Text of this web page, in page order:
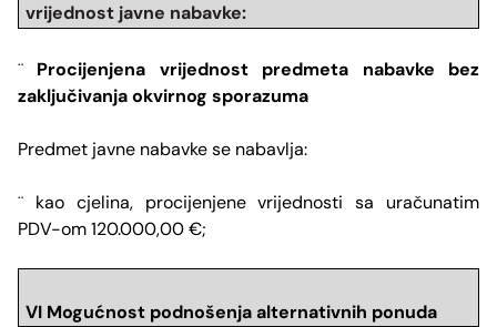
vrijednost javne nabavke:
¨
Procijenjena vrijednost predmeta nabavke bez
zaključivanja okvirnog sporazuma
Predmet javne nabavke se nabavlja:
¨ kao cjelina,procijenjene vrijednosti sa uračunatim
PDV-om 120.000,00 €;
VI Mogućnost podnošenja alternativnih ponuda